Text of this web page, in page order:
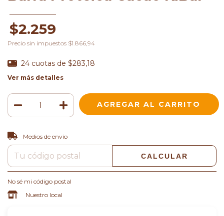
$2.259
Precio sin impuestos $1.866,94
24 cuotas de $283,18
Ver más detalles
Entregas para el CP:
Medios de envío
CALCULAR
No sé mi código postal
Nuestro local